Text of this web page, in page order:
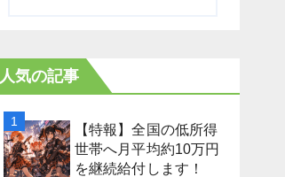
人気の記事
【特報】全国の低所得
世帯へ月平均約10万円
を継続給付します！